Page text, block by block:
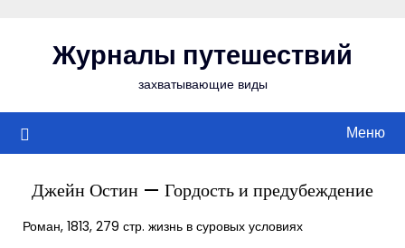
содержимомуЖурналы путешествий
захватывающие виды
Меню
Джейн Остин — Гордость и предубеждение
Роман, 1813, 279 стр. жизнь в суровых условиях